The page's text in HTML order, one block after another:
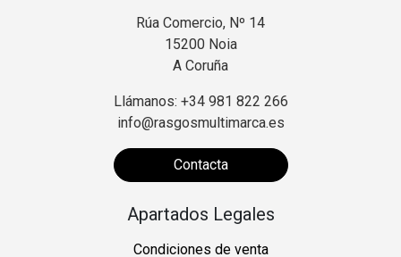
Rúa Comercio, Nº 14
15200 Noia
A Coruña
Llámanos: +34 981 822 266
info@rasgosmultimarca.es
Contacta
Apartados Legales
Condiciones de venta